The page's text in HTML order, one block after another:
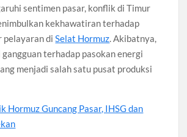
sentimen pasar, konflik di Timur
kekhawatiran terhadap
pelayaran diSelat Hormuz. Akibatnya,
terhadap pasokan energi
menjadi salah satu pusat produksi
Hormuz Guncang Pasar, IHSG dan